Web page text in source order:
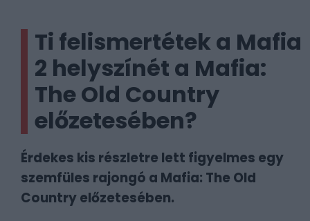
Ti felismertétek a Mafia
2 helyszínét a Mafia:
The Old Country
előzetesében?
Érdekes kis részletre lett figyelmes egy
szemfüles rajongó a Mafia: The Old
Country előzetesében.